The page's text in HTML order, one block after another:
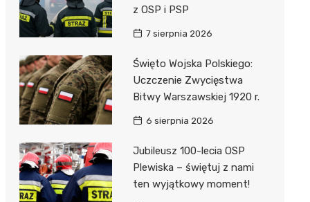
z OSP i PSP
7 sierpnia 2026
Święto Wojska Polskiego:
Uczczenie Zwycięstwa
Bitwy Warszawskiej 1920 r.
6 sierpnia 2026
Jubileusz 100-lecia OSP
Plewiska – świętuj z nami
ten wyjątkowy moment!